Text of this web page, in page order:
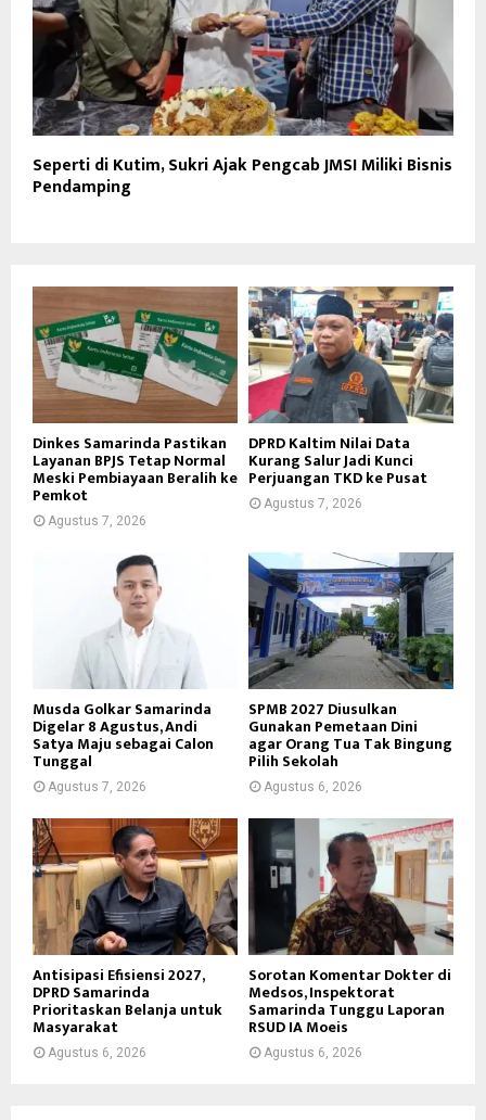
Seperti di Kutim, Sukri Ajak Pengcab JMSI Miliki Bisnis
Pendamping
Dinkes Samarinda Pastikan
Layanan BPJS Tetap Normal
Meski Pembiayaan Beralih ke
Pemkot
Agustus 7, 2026
DPRD Kaltim Nilai Data
Kurang Salur Jadi Kunci
Perjuangan TKD ke Pusat
Agustus 7, 2026
Musda Golkar Samarinda
Digelar 8 Agustus, Andi
Satya Maju sebagai Calon
Tunggal
Agustus 7, 2026
SPMB 2027 Diusulkan
Gunakan Pemetaan Dini
agar Orang Tua Tak Bingung
Pilih Sekolah
Agustus 6, 2026
Antisipasi Efisiensi 2027,
DPRD Samarinda
Prioritaskan Belanja untuk
Masyarakat
Agustus 6, 2026
Sorotan Komentar Dokter di
Medsos, Inspektorat
Samarinda Tunggu Laporan
RSUD IA Moeis
Agustus 6, 2026